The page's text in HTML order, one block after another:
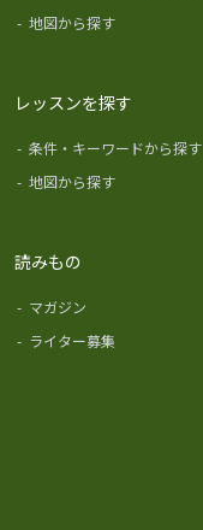
- 地図から探す
レッスンを探す
- 条件・キーワードから探す
- 地図から探す
読みもの
- マガジン
- ライター募集